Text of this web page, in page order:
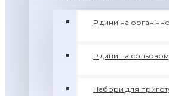
Рідини на
Рідини на
Набори для